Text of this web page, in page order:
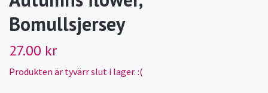
Bomullsjersey
27.00 kr
Produkten är tyvärr slut i lager. :(